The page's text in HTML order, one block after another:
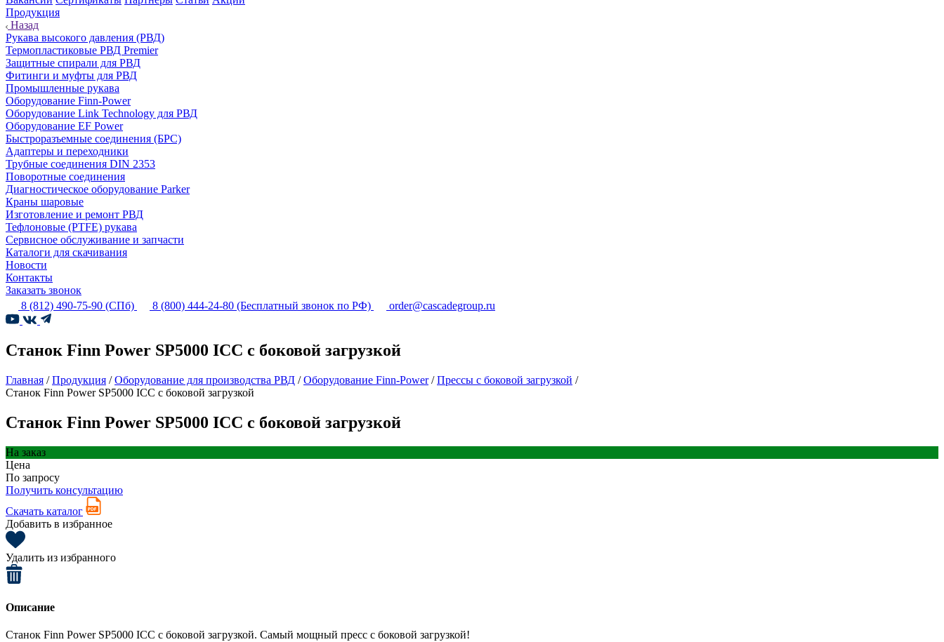
Продукция
Назад
Рукава высокого давления (РВД)
Термопластиковые РВД Premier
Защитные спирали для РВД
Фитинги и муфты для РВД
Промышленные рукава
Оборудование Finn-Power
Оборудование Link Technology для РВД
Оборудование EF Power
Быстроразъемные соединения (БРС)
Адаптеры и переходники
Трубные соединения DIN 2353
Поворотные соединения
Диагностическое оборудование Parker
Краны шаровые
Изготовление и ремонт РВД
Тефлоновые (PTFE) рукава
Сервисное обслуживание и запчасти
Каталоги для скачивания
Новости
Контакты
Заказать звонок
8 (812) 490-75-90 (СПб) 8 (800) 444-24-80 (Бесплатный звонок по РФ) order@cascadegroup.ru
Станок Finn Power SP5000 ICC с боковой загрузкой
Главная /Продукция /Оборудование для производства РВД /Оборудование Finn-Power/Прессы с боковой загрузкой /
Станок Finn Power SP5000 ICC с боковой загрузкой
Станок Finn Power SP5000 ICC с боковой загрузкой
На заказ
Цена
По запросу
Получить консультацию
Скачать каталог
Добавить в избранное
Удалить из избранного
Описание
Станок Finn Power SP5000 ICC с боковой загрузкой. Самый мощный пресс с боковой загрузкой!